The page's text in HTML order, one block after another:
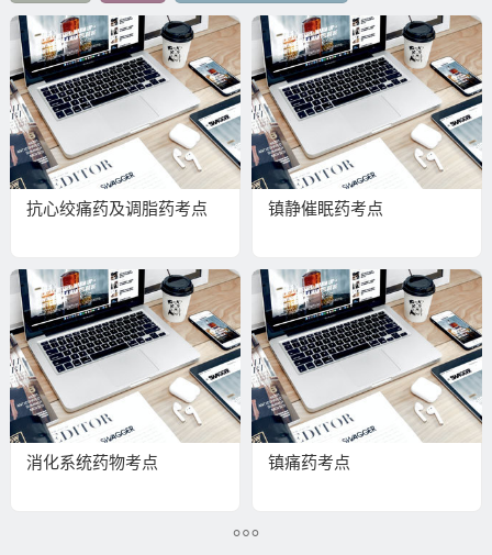
抗心绞痛药及调脂药考点 镇静催眠药考点
消化系统药物考点 镇痛药考点